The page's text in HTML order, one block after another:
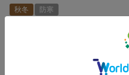
秋冬 防寒